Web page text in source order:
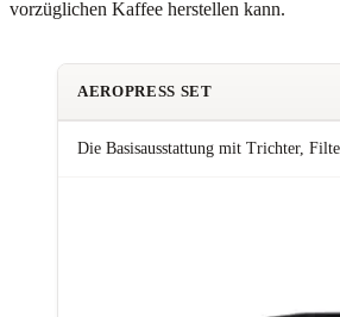
vorzüglichen Kaffee herstellen kann.
AEROPRESS SET
Die Basisausstattung mit Trichter,